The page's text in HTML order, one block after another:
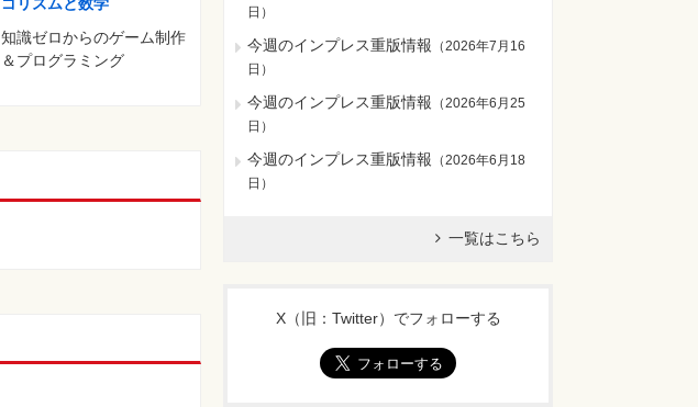
ゴリズムと数学
知識ゼロからのゲーム制作
＆プログラミング
日 ）
今週のインプレス重版情報 （2026年7月16
日 ）
今週のインプレス重版情報 （2026年6月25
日 ）
今週のインプレス重版情報 （2026年6月18
日 ）
一覧はこちら
X（旧：Twitter）でフォローする